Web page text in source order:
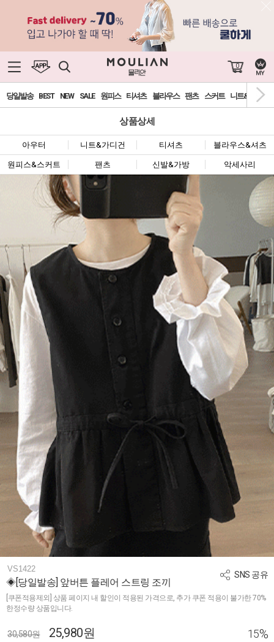
0
당일발송 BEST NEW SALE 원피스 티셔츠 블라우스 팬츠 스커트 니트&가디건
상품상세
아우터 니트&가디건 티셔츠 블라우스&셔츠
원피스&스커트 팬츠 신발&가방 악세사리
SNS 공유
VS1422
◈[당일발송] 앞버튼 플레어 스트링 조끼
[쿠폰적용제외] 상품 페이지 내 할인이 적용된 가격으로, 추가 쿠폰 적용이 불가한 70%
한정수량 상품입니다.
30,580원 25,980원 15%